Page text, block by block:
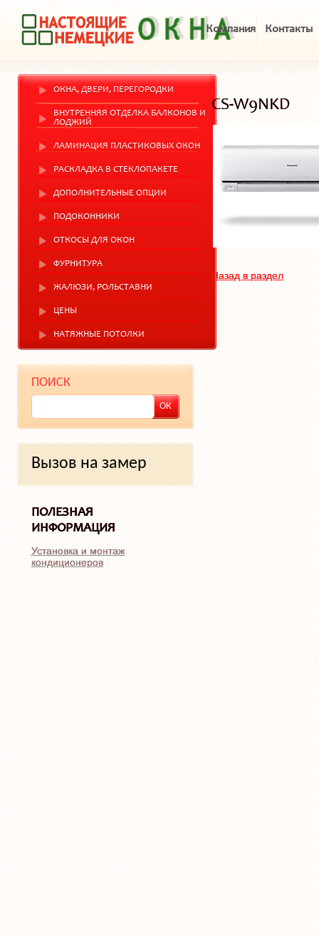
Компания Контакты
ОКНА, ДВЕРИ, ПЕРЕГОРОДКИ
ВНУТРЕННЯЯ ОТДЕЛКА БАЛКОНОВ И
ЛОДЖИЙ
ЛАМИНАЦИЯ ПЛАСТИКОВЫХ ОКОН
РАСКЛАДКА В СТЕКЛОПАКЕТЕ
ДОПОЛНИТЕЛЬНЫЕ ОПЦИИ
ПОДОКОННИКИ
ОТКОСЫ ДЛЯ ОКОН
ФУРНИТУРА
ЖАЛЮЗИ, РОЛЬСТАВНИ
ЦЕНЫ
НАТЯЖНЫЕ ПОТОЛКИ
ПОИСК
Вызов на замер
ПОЛЕЗНАЯ
ИНФОРМАЦИЯ
Установка и монтаж
кондиционеров
CS-W9NKD
Назад в раздел